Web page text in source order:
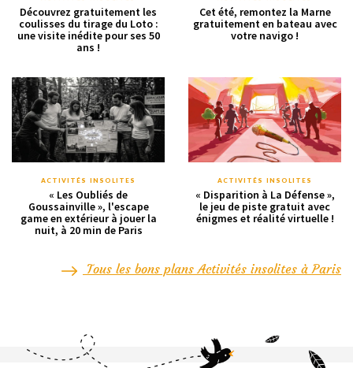
Découvrez gratuitement les
coulisses du tirage du Loto :
une visite inédite pour ses 50
ans !
Cet été, remontez la Marne
gratuitement en bateau avec
votre navigo !
ACTIVITÉS INSOLITES
« Les Oubliés de
Goussainville », l'escape
game en extérieur à jouer la
nuit, à 20 min de Paris
ACTIVITÉS INSOLITES
« Disparition à La Défense »,
le jeu de piste gratuit avec
énigmes et réalité virtuelle !
Tous les bons plans Activités insolites à Paris